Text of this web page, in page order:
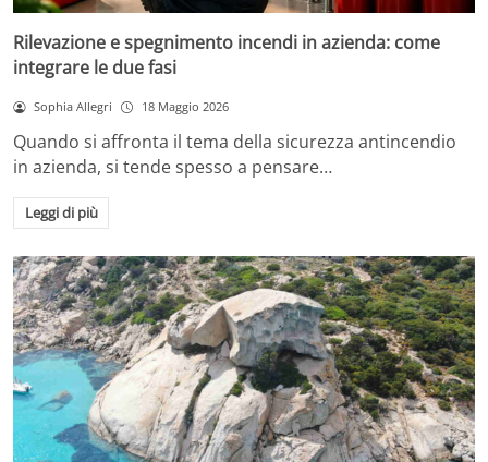
Rilevazione e spegnimento incendi in azienda: come
integrare le due fasi
Sophia Allegri 18 Maggio 2026
Quando si affronta il tema della sicurezza antincendio
in azienda, si tende spesso a pensare…
Leggi di più